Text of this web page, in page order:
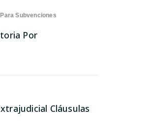
Por
Cláusulas